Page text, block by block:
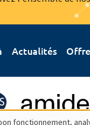
Actualités
fonctionnement,